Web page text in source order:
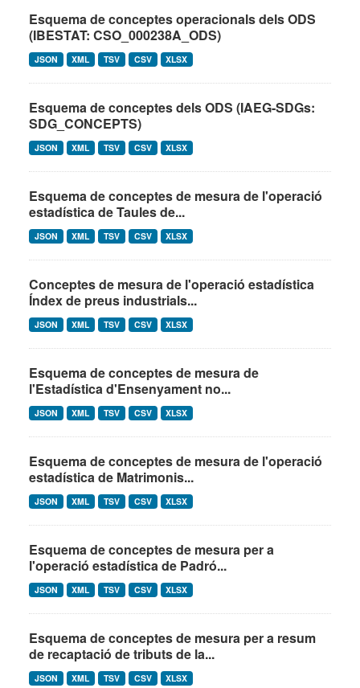
Esquema de conceptes operacionals dels ODS
(IBESTAT: CSO_000238A_ODS)
JSON XML TSV CSV XLSX
Esquema de conceptes dels ODS (IAEG-SDGs:
SDG_CONCEPTS)
JSON XML TSV CSV XLSX
Esquema de conceptes de mesura de l'operació
estadística de Taules de...
JSON XML TSV CSV XLSX
Conceptes de mesura de l'operació estadística
Índex de preus industrials...
JSON XML TSV CSV XLSX
Esquema de conceptes de mesura de
l'Estadística d'Ensenyament no...
JSON XML TSV CSV XLSX
Esquema de conceptes de mesura de l'operació
estadística de Matrimonis...
JSON XML TSV CSV XLSX
Esquema de conceptes de mesura per a
l'operació estadística de Padró...
JSON XML TSV CSV XLSX
Esquema de conceptes de mesura per a resum
de recaptació de tributs de la...
JSON XML TSV CSV XLSX